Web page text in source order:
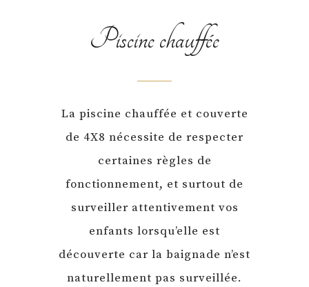
Piscine chauffée
La piscine chauffée et couverte
de 4X8 nécessite de respecter
certaines règles de
fonctionnement, et surtout de
surveiller attentivement vos
enfants lorsqu’elle est
découverte car la baignade n’est
naturellement pas surveillée.